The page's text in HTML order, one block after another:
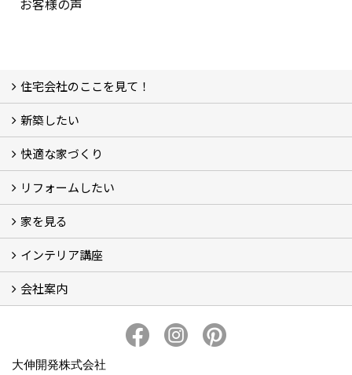
住宅会社のここを見て！
家づくりをはじめる前に
施主をラクさせる会社とは？
理想の家を建てるには？
新築したい
こだわり
大伸の家づくり体制
地熱＆太陽光の家
家づくりスケジュール
アフター・保証体制
快適な家づくり
建替えたい
リフォームしたい
小さなリフォーム
大きなリフォーム
ビフォーアフター
家を見る
お客様の声
フォトギャラリー
ただいま建築中
施工実績
インテリア講座
イベント予告
イベント報告
会社案内
プライバシーポリシー
大伸開発株式会社